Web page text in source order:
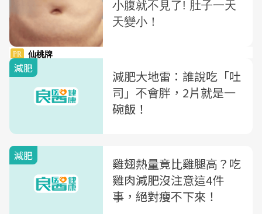
減肥
減肥大地雷：誰說吃「吐
司」不會胖，2片就是一
碗飯！
減肥
雞翅熱量竟比雞腿高？吃
雞肉減肥沒注意這4件
事，絕對瘦不下來！